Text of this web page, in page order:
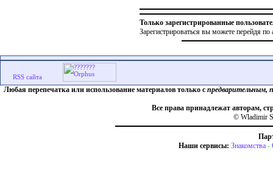
Только зарегистрированные
Зарегистрироваться вы можете перейдя по
Любая перепечатка или использование материалов только с предварительным,
Все права принадлежат авторам,
© Wladimir
Наши сервисы: Знакомства -